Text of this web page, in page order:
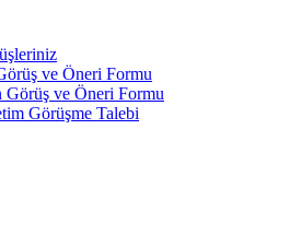
ve Öneri Formu
Görüş ve Öneri Formu
Görüşme Talebi